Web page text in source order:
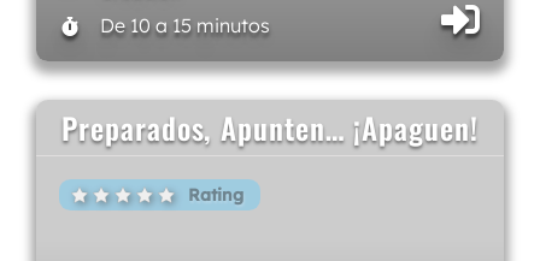
De 10 a 15 minutos
Preparados, Apunten… ¡Apaguen!
Rating